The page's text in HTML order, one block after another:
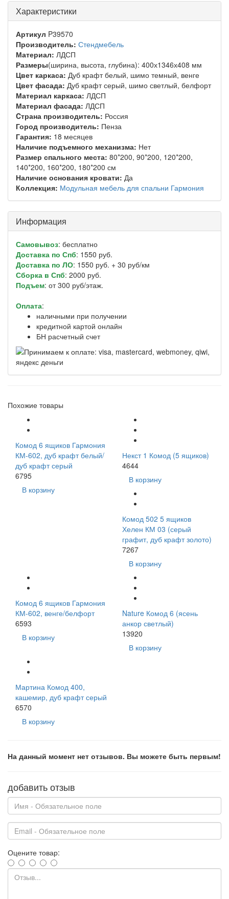
Характеристики
Артикул P39570
Производитель: Стендмебель
Материал: ЛДСП
Размеры(ширина, высота, глубина): 400х1346х408 мм
Цвет каркаса: Дуб крафт белый, шимо темный, венге
Цвет фасада: Дуб крафт серый, шимо светлый, белфорт
Материал каркаса: ЛДСП
Материал фасада: ЛДСП
Cтрана производитель: Россия
Город производитель: Пенза
Гарантия: 18 месяцев
Наличие подъемного механизма: Нет
Размер спального места: 80*200, 90*200, 120*200,
140*200, 160*200, 180*200 см
Наличие основания кровати: Да
Коллекция: Модульная мебель для спальни Гармония
Информация
Самовывоз: бесплатно
Доставка по Спб: 1550 руб.
Доставка по ЛО: 1550 руб. + 30 руб/км
Сборка в Спб: 2000 руб.
Подъем: от 300 руб/этаж.
Оплата:
наличными при получении
кредитной картой онлайн
БН расчетный счет
Похожие товары
Комод 6 ящиков Гармония
КМ-602, дуб крафт белый/
дуб крафт серый
6795
В корзину
Некст 1 Комод (5 ящиков)
4644
В корзину
Комод 502 5 ящиков
Хелен КМ 03 (серый
графит, дуб крафт золото)
7267
В корзину
Комод 6 ящиков Гармония
КМ-602, венге/белфорт
6593
В корзину
Nature Комод 6 (ясень
анкор светлый)
13920
В корзину
Мартина Комод 400,
кашемир, дуб крафт серый
6570
В корзину
На данный момент нет отзывов. Вы можете быть первым!
добавить отзыв
Оцените товар: